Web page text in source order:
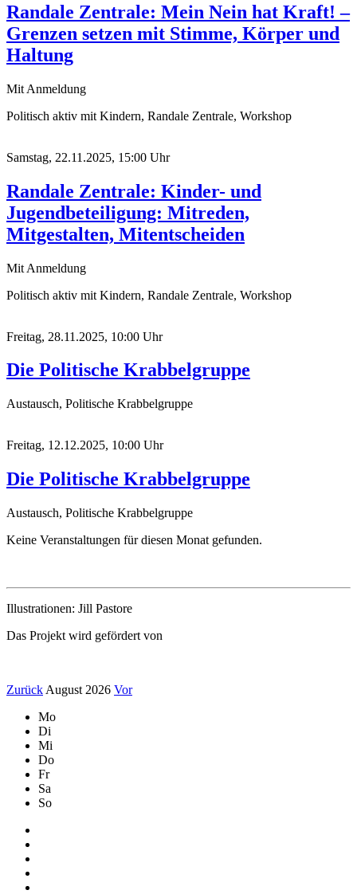
Randale Zentrale: Mein Nein hat Kraft! –
Grenzen setzen mit Stimme, Körper und
Haltung
Mit Anmeldung
Politisch aktiv mit Kindern, Randale Zentrale, Workshop
Samstag, 22.11.2025, 15:00 Uhr
Randale Zentrale: Kinder- und
Jugendbeteiligung: Mitreden,
Mitgestalten, Mitentscheiden
Mit Anmeldung
Politisch aktiv mit Kindern, Randale Zentrale, Workshop
Freitag, 28.11.2025, 10:00 Uhr
Die Politische Krabbelgruppe
Austausch, Politische Krabbelgruppe
Freitag, 12.12.2025, 10:00 Uhr
Die Politische Krabbelgruppe
Austausch, Politische Krabbelgruppe
Keine Veranstaltungen für diesen Monat gefunden.
Illustrationen: Jill Pastore
Das Projekt wird gefördert von
Zurück August 2026 Vor
Mo
Di
Mi
Do
Fr
Sa
So